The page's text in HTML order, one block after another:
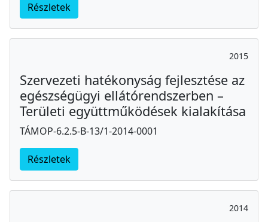
Részletek
2015
Szervezeti hatékonyság fejlesztése az
egészségügyi ellátórendszerben –
Területi együttműködések kialakítása
TÁMOP-6.2.5-B-13/1-2014-0001
Részletek
2014